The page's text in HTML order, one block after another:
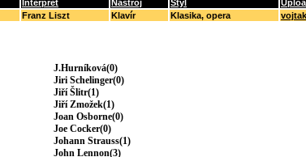
Interpret Nástroj Styl
Franz Liszt Klavír Klasika, opera vojtak
J.Hurníková(0)
Jiri Schelinger(0)
Jiří Šlitr(1)
Jiří Zmožek(1)
Joan Osborne(0)
Joe Cocker(0)
Johann Strauss(1)
John Lennon(3)